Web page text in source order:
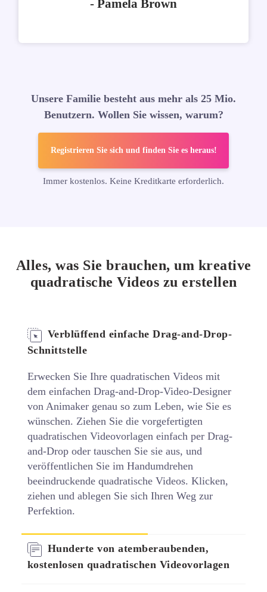
- Pamela Brown
Unsere Familie besteht aus mehr als 25 Mio.
Benutzern. Wollen Sie wissen, warum?
Registrieren Sie sich und finden Sie es heraus!
Immer kostenlos. Keine Kreditkarte erforderlich.
Alles, was Sie brauchen, um kreative
quadratische Videos zu erstellen
Verblüffend einfache Drag-and-Drop-
Schnittstelle
Erwecken Sie Ihre quadratischen Videos mit
dem einfachen Drag-and-Drop-Video-Designer
von Animaker genau so zum Leben, wie Sie es
wünschen. Ziehen Sie die vorgefertigten
quadratischen Videovorlagen einfach per Drag-
and-Drop oder tauschen Sie sie aus, und
veröffentlichen Sie im Handumdrehen
beeindruckende quadratische Videos. Klicken,
ziehen und ablegen Sie sich Ihren Weg zur
Perfektion.
Hunderte von atemberaubenden,
kostenlosen quadratischen Videovorlagen